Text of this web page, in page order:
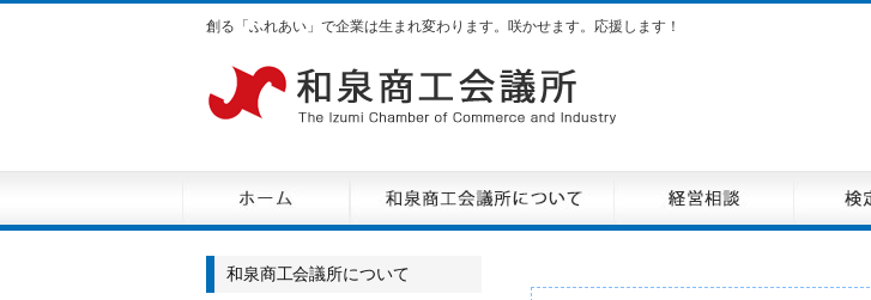
創る「ふれあい」で企業は生まれ変わります。咲かせます。応援します！
和泉商工会議所について